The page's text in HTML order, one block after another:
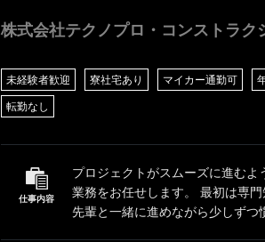
株式会社テクノプロ・コンストラク
未経験者歓迎 寮社宅あり マイカー通勤可
転勤なし
仕事内容
プロジェクトがスムーズに進むよ
業務をお任せします。 最初は専
先輩と一緒に進めながら少しずつ